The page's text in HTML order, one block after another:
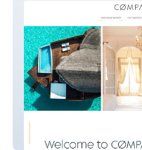
Companium Hospitality